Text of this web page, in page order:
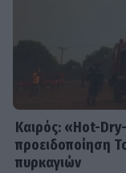
Καιρός: «Hot-
προειδοποίηση
πυρκαγιών